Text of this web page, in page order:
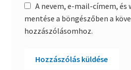
A nevem, e-mail-címem, és
mentése a böngészőben a
hozzászólásomhoz.